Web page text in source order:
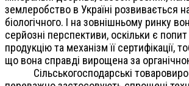
землеробство в Україні розвивається
біологічного. І на зовнішньому ринку
серйозні перспективи, оскільки є попит
продукцію та механізм її сертифікації,
що вона справді вирощена за
Сільськогосподарські